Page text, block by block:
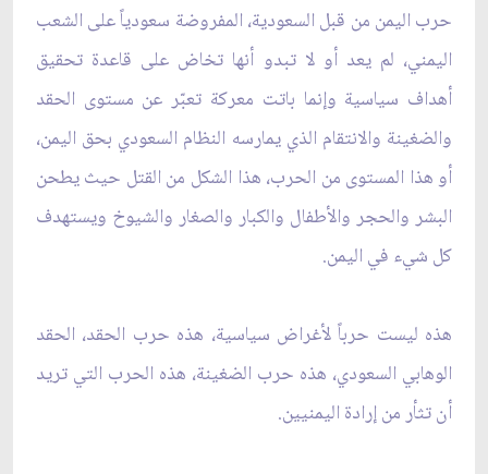
حرب اليمن من قبل السعودية، المفروضة سعودياً على الشعب
اليمني، لم يعد أو لا تبدو أنها تخاض على قاعدة تحقيق
أهداف سياسية وإنما باتت معركة تعبّر عن مستوى الحقد
والضغينة والانتقام الذي يمارسه النظام السعودي بحق اليمن،
أو هذا المستوى من الحرب، هذا الشكل من القتل حيث يطحن
البشر والحجر والأطفال والكبار والصغار والشيوخ ويستهدف
كل شيء في اليمن.
هذه ليست حرباً لأغراض سياسية، هذه حرب الحقد، الحقد
الوهابي السعودي، هذه حرب الضغينة، هذه الحرب التي تريد
أن تثأر من إرادة اليمنيين.